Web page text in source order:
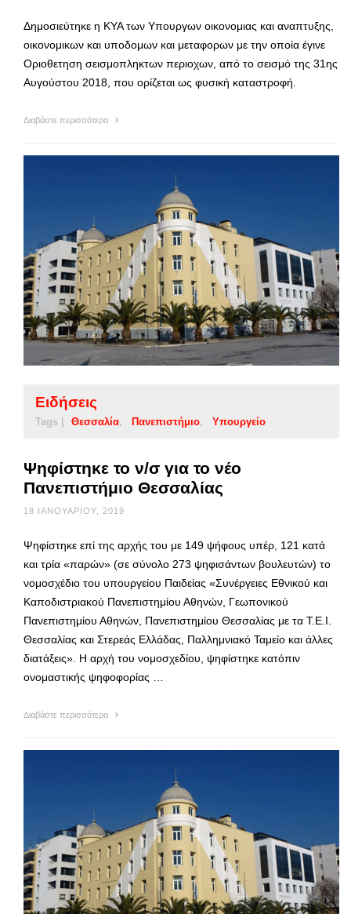
Δημοσιεύτηκε η ΚΥΑ των Υπουργων οικονομιας και αναπτυξης,
οικονομικων και υποδομων και μεταφορων με την οποία έγινε
Οριοθετηση σεισμοπληκτων περιοχων, από το σεισμό της 31ης
Αυγούστου 2018, που ορίζεται ως φυσική καταστροφή.
Διαβάστε περισσότερα
Ειδήσεις
Tags | Θεσσαλία Πανεπιστήμιο Υπουργείο
Ψηφίστηκε το ν/σ για το νέο
Πανεπιστήμιο Θεσσαλίας
18 ΙΑΝΟΥΑΡΊΟΥ, 2019
Ψηφίστηκε επί της αρχής του με 149 ψήφους υπέρ, 121 κατά
και τρία «παρών» (σε σύνολο 273 ψηφισάντων βουλευτών) το
νομοσχέδιο του υπουργείου Παιδείας «Συνέργειες Εθνικού και
Καποδιστριακού Πανεπιστημίου Αθηνών, Γεωπονικού
Πανεπιστημίου Αθηνών, Πανεπιστημίου Θεσσαλίας με τα Τ.Ε.Ι.
Θεσσαλίας και Στερεάς Ελλάδας, Παλλημνιακό Ταμείο και άλλες
διατάξεις». Η αρχή του νομοσχεδίου, ψηφίστηκε κατόπιν
ονομαστικής ψηφοφορίας …
Διαβάστε περισσότερα